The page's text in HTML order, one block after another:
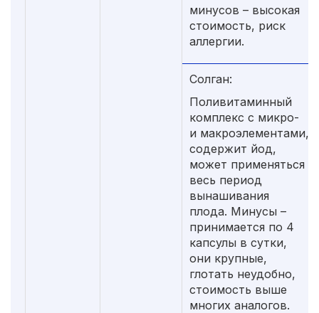
минусов – высокая
стоимость, риск
аллергии.
Солган:
Поливитаминный
комплекс с микро-
и макроэлементами,
содержит йод,
может применяться
весь период
вынашивания
плода. Минусы –
принимается по 4
капсулы в сутки,
они крупные,
глотать неудобно,
стоимость выше
многих аналогов.